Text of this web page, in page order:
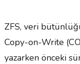
ZFS, veri
Copy-on-Write
yazarken önceki